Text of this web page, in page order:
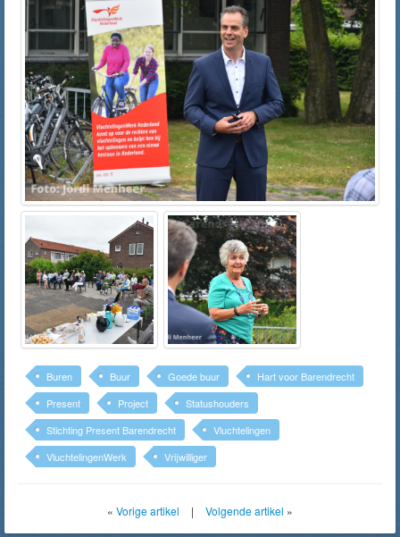
Buren Buur Goede buur
Hart voor Barendrecht
Present
Project
Statushouders
Stichting Present Barendrecht
Vluchtelingen
VluchtelingenWerk
Vrijwilliger
« Vorige artikel | Volgende artikel »